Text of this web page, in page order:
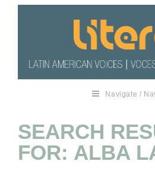
Navigate /
SEARCH
FOR: ALBA